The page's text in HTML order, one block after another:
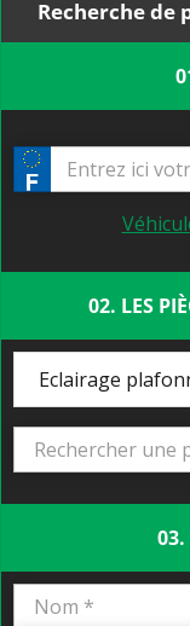
Recherche de
02. LES
Eclairage
03.